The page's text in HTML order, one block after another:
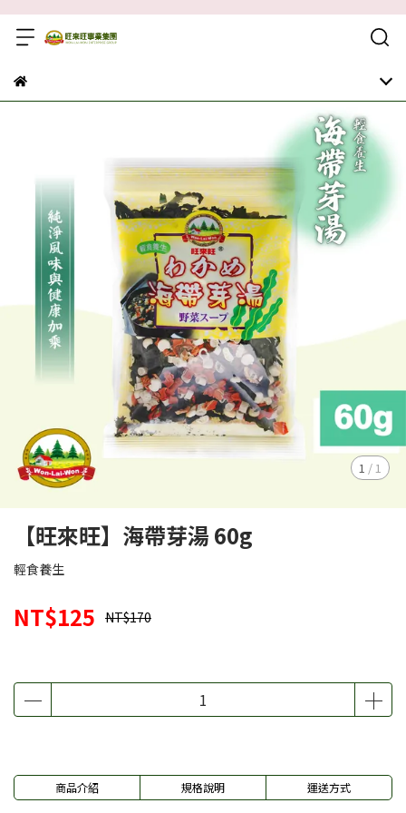
1 / 1
【旺來旺】海帶芽湯 60g
輕食養生
NT$125 NT$170
商品介紹 規格說明 運送方式